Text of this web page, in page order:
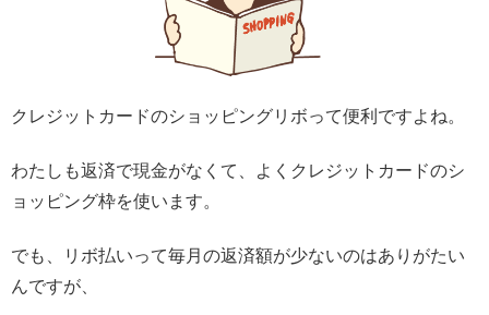
クレジットカードのショッピングリボって便利ですよね。
わたしも返済で現金がなくて、よくクレジットカードのシ
ョッピング枠を使います。
でも、リボ払いって毎月の返済額が少ないのはありがたい
んですが、